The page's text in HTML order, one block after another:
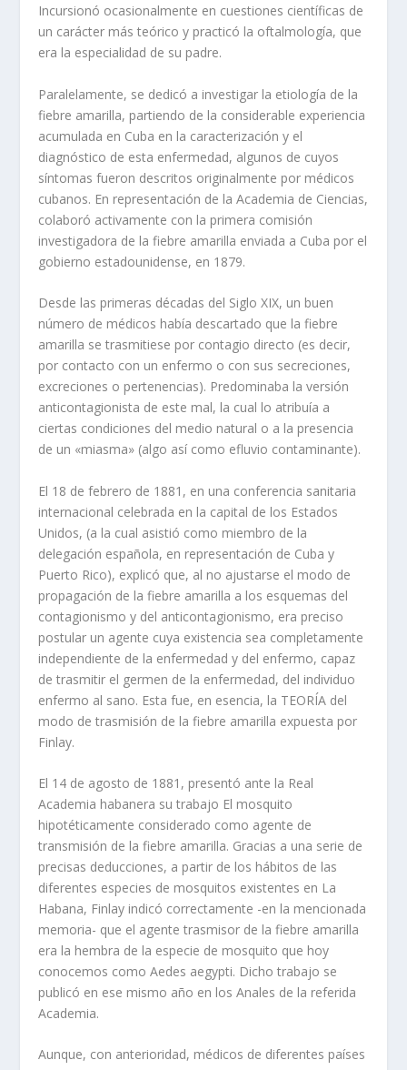
Incursionó ocasionalmente en cuestiones científicas de
un carácter más teórico y practicó la oftalmología, que
era la especialidad de su padre.
Paralelamente, se dedicó a investigar la etiología de la
fiebre amarilla, partiendo de la considerable experiencia
acumulada en Cuba en la caracterización y el
diagnóstico de esta enfermedad, algunos de cuyos
síntomas fueron descritos originalmente por médicos
cubanos. En representación de la Academia de Ciencias,
colaboró activamente con la primera comisión
investigadora de la fiebre amarilla enviada a Cuba por el
gobierno estadounidense, en 1879.
Desde las primeras décadas del Siglo XIX, un buen
número de médicos había descartado que la fiebre
amarilla se trasmitiese por contagio directo (es decir,
por contacto con un enfermo o con sus secreciones,
excreciones o pertenencias). Predominaba la versión
anticontagionista de este mal, la cual lo atribuía a
ciertas condiciones del medio natural o a la presencia
de un «miasma» (algo así como efluvio contaminante).
El 18 de febrero de 1881, en una conferencia sanitaria
internacional celebrada en la capital de los Estados
Unidos, (a la cual asistió como miembro de la
delegación española, en representación de Cuba y
Puerto Rico), explicó que, al no ajustarse el modo de
propagación de la fiebre amarilla a los esquemas del
contagionismo y del anticontagionismo, era preciso
postular un agente cuya existencia sea completamente
independiente de la enfermedad y del enfermo, capaz
de trasmitir el germen de la enfermedad, del individuo
enfermo al sano. Esta fue, en esencia, la TEORÍA del
modo de trasmisión de la fiebre amarilla expuesta por
Finlay.
El 14 de agosto de 1881, presentó ante la Real
Academia habanera su trabajo El mosquito
hipotéticamente considerado como agente de
transmisión de la fiebre amarilla. Gracias a una serie de
precisas deducciones, a partir de los hábitos de las
diferentes especies de mosquitos existentes en La
Habana, Finlay indicó correctamente -en la mencionada
memoria- que el agente trasmisor de la fiebre amarilla
era la hembra de la especie de mosquito que hoy
conocemos como Aedes aegypti. Dicho trabajo se
publicó en ese mismo año en los Anales de la referida
Academia.
Aunque, con anterioridad, médicos de diferentes países